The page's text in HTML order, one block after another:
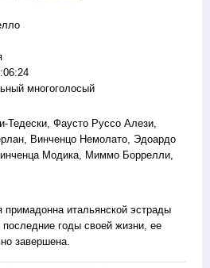
многоголосый
Тедески, Фаусто Руссо Алези,
Винченцо Немолато, Эдоардо
Модика, Миммо Боррелли,
примадонна итальянской эстрады
годы своей жизни, ее
завершена.